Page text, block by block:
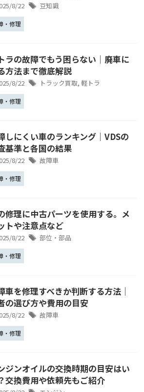
8/22 豆知識
・修理
ラの故障でもう困らない｜廃車に
方法まで徹底解説
8/22 トラック買取, 軽トラ
・修理
しにくい車のランキング｜VDSの
基準と各国の結果
8/22 故障車
・修理
修理に中古パーツを使用する。メ
トや注意点など
8/22 部位・部品
・修理
車を修理すべきか判断する方法｜
の選び方や費用の目安
8/22 故障車
・修理
ジンオイルの交換時期の目安はい
交換費用や依頼先もご紹介